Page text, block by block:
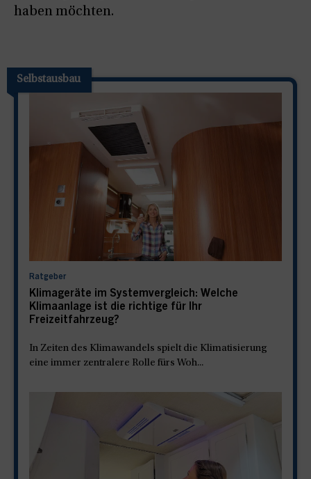
haben möchten.
Selbstausbau
Ratgeber
Klimageräte im Systemvergleich: Welche
Klimaanlage ist die richtige für Ihr
Freizeitfahrzeug?
In Zeiten des Klimawandels spielt die Klimatisierung
eine immer zentralere Rolle fürs Woh...